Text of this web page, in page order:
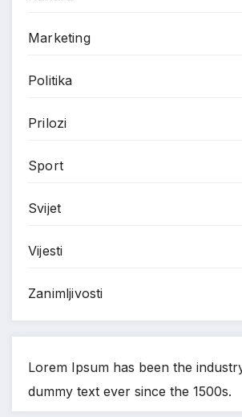
Marketing
Politika
Prilozi
Sport
Svijet
Vijesti
Zanimljivosti
Lorem Ipsum has been the
dummy text ever since the 1500s.